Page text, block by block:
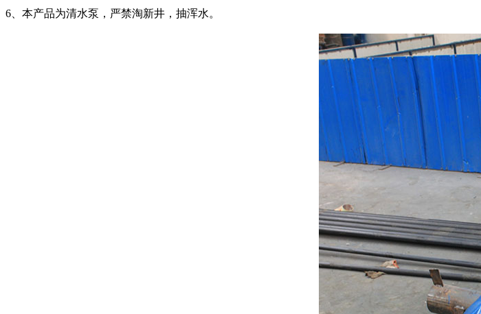
6、本产品为清水泵，严禁淘新井，抽浑水。